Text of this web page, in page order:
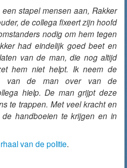
stapel mensen aan, Rakker
de collega fixeert zijn hoofd
nodig om hem tegen
had eindelijk goed beet en
van de man, die nog altijd
hem niet helpt. Ik neem de
van de man over van de
hielp. De man grijpt deze
te trappen. Met veel kracht en
handboeien te krijgen en in
van de politie.